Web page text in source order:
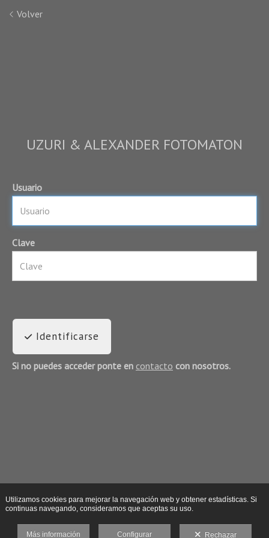
Volver
UZURI & ALEXANDER FOTOMATON
Usuario
Clave
Identificarse
Si no puedes acceder ponte en contacto con nosotros.
Utilizamos cookies para mejorar la navegación web y obtener estadísticas. Si
continuas navegando, consideramos que aceptas su uso.
Más información Configurar Rechazar